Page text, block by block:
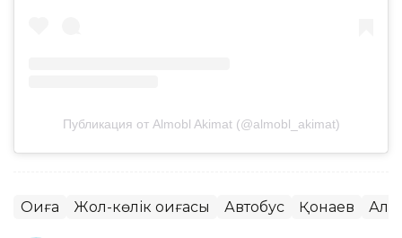
Публикация от Almobl Akimat (@almobl_akimat)
Оқиға Жол-көлік оқиғасы Автобус Қонаев